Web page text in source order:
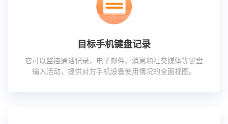
目标手机键盘记录
它可以监控通话记录、电子邮件、消息和社交媒体等键盘
输入活动，提供对方手机设备使用情况的全面视图。